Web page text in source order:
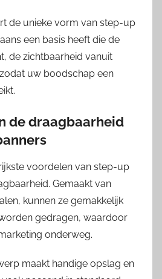
de unieke vorm van step-up
een basis heeft die de
de zichtbaarheid vanuit
uw boodschap een
de draagbaarheid
voordelen van step-up
Gemaakt van
kunnen ze gemakkelijk
gedragen, waardoor
onderweg.
maakt handige opslag en